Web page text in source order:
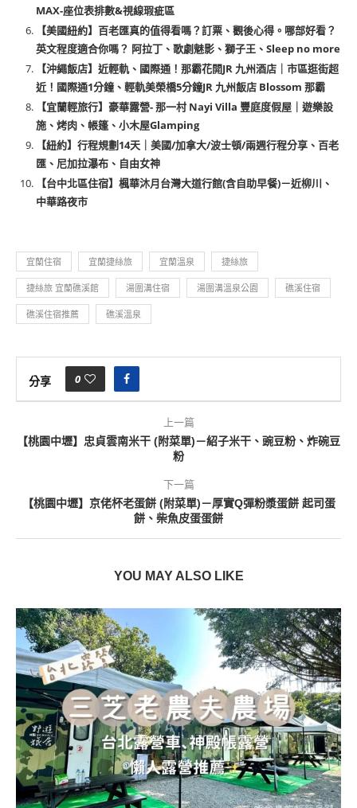
MAX-座位表排數&視線瑕疵區
【美國紐約】百老匯真的值得看嗎？訂票、觀後心得。哪部好看？
英文程度適合你嗎？ 阿拉丁、歌劇魅影、獅子王、Sleep no more
【沖繩飯店】近輕軌、國際通！那霸花開JR 九州酒店｜市區逛街超
近！國際通1分鐘、輕軌美榮橋5分鐘JR 九州飯店 Blossom 那霸
【宜蘭輕旅行】豪華露營- 那一村 Nayi Villa 豐庭度假屋｜遊樂設
施、烤肉、帳篷、小木屋Glamping
【紐約】行程規劃14天｜美國/加拿大/波士頓/兩週行程分享、百老
匯、尼加拉瀑布、自由女神
【台中北區住宿】楓華沐月台灣大道行館(含自助早餐)－近柳川、
中華路夜市
宜蘭住宿 宜蘭捷絲旅 宜蘭溫泉 捷絲旅
捷絲旅 宜蘭礁溪館 湯圍溝住宿 湯圍溝溫泉公園 礁溪住宿
礁溪住宿推薦 礁溪溫泉
分享 0
上一篇
【桃園中壢】忠貞雲南米干 (附菜單)－紹子米干、豌豆粉、炸碗豆
粉
下一篇
【桃園中壢】京佬杯老蛋餅 (附菜單)－厚實Q彈粉漿蛋餅 起司蛋
餅、柴魚皮蛋蛋餅
YOU MAY ALSO LIKE